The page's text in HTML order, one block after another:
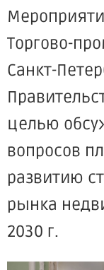
Торгово-
Санкт-
целью
вопросов
развитию
рынка
2030 г.